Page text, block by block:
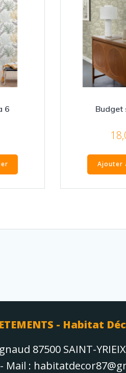
6 Budget
Ajouter
- Habitat
87500 SAINT-
Mail :